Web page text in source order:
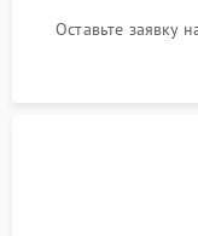
перенапряжения
Оставьте заявку